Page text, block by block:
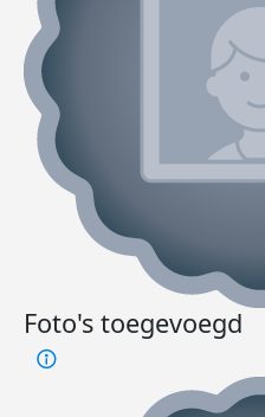
Foto's toegevoegd